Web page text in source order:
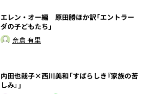
エレン・オー編 原田勝ほか訳「エントラー
ダの子どもたち」
奈倉 有里
内田也哉子×西川美和「すばらしき『家族の苦
しみ』」